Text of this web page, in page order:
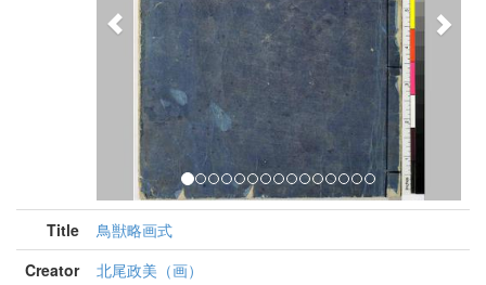
Title
鳥獣略画式
Creator
北尾政美（画）